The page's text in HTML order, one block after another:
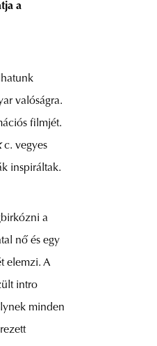
a
valóságra.
filmjét.
c. vegyes
inspiráltak.
a
nő és egy
elemzi. A
intro
minden